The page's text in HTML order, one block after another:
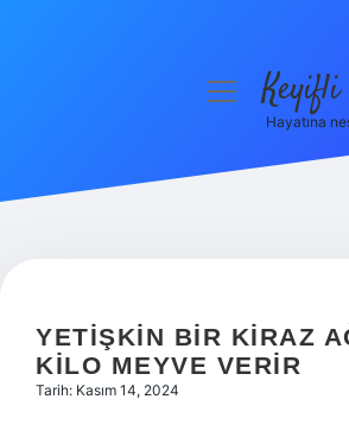
Hakkımızda
menüyü
Hayatına
YETIŞKIN BIR KIRAZ
KILO MEYVE VERIR
Tarih: Kasım 14, 2024